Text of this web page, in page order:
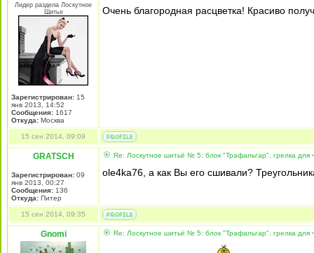
Лидер раздела Лоскутное
Шитье
Зарегистрирован: 15
янв 2013, 14:52
Сообщения: 1617
Откуда: Mосква
Очень благородная расцветка! Красиво
15 сен 2014, 09:09
GRATSCH
Зарегистрирован: 09
янв 2013, 00:27
Сообщения: 136
Откуда: Питер
Re: Лоскутное шитьё № 5: блок "Трафальгар", грелка для
ole4ka76, а как Вы его сшивали?
15 сен 2014, 09:35
Gnomi Re: Лоскутное шитьё № 5: блок "Трафальгар", грелка для